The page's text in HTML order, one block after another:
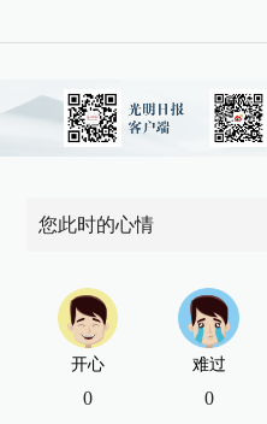
您此时的心情
开心
0
难过
0